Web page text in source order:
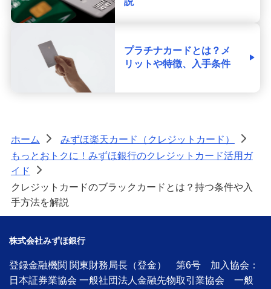
プラチナカードとは？メ
リットや特徴、入手条件
ホーム > みずほ楽天カード（クレジットカード）
>
もっとおトクに！みずほ銀行のクレジットカード活用ガ
イド
>
クレジットカードのブラックカードとは？持つ条件や入
手方法を解説
株式会社みずほ銀行
登録金融機関 関東財務局長（登金） 第6号 加入協会：
日本証券業協会 一般社団法人金融先物取引業協会 一般